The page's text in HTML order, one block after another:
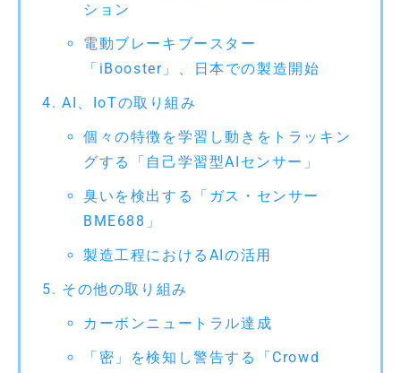
ション
電動ブレーキブースター
「iBooster」、日本での製造開始
AI、IoTの取り組み
個々の特徴を学習し動きをトラッキン
グする「自己学習型AIセンサー」
臭いを検出する「ガス・センサー
BME688」
製造工程におけるAIの活用
その他の取り組み
カーボンニュートラル達成
「密」を検知し警告する「Crowd